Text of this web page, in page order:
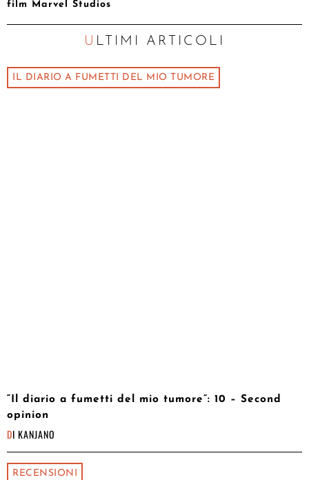
film Marvel Studios
ULTIMI ARTICOLI
IL DIARIO A FUMETTI DEL MIO TUMORE
“Il diario a fumetti del mio tumore”: 10 – Second
opinion
DI KANJANO
RECENSIONI